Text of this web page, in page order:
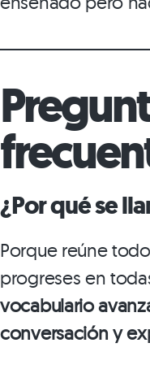
¿Por qué se
Porque reúne
progreses en
vocabulario
conversación y